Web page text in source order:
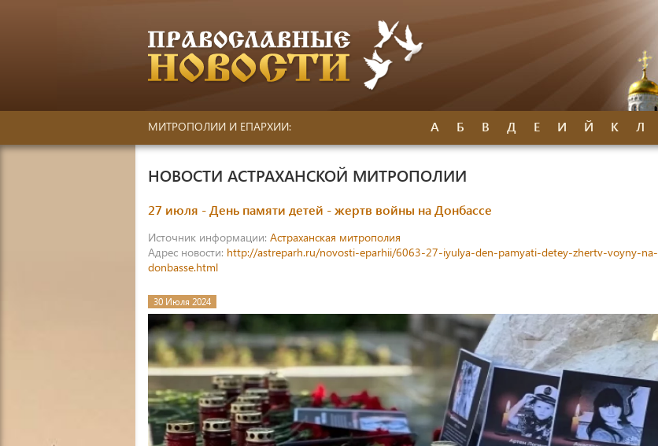
МИТРОПОЛИИ И ЕПАРХИИ: А Б В Д Е И Й К Л
НОВОСТИ АСТРАХАНСКОЙ МИТРОПОЛИИ
27 июля - День памяти детей - жертв войны на Донбассе
Источник информации: Астраханская митрополия
Адрес новости: http://astreparh.ru/novosti-eparhii/6063-27-iyulya-den-pamyati-detey-zhertv-voyny-na-
donbasse.html
30 Июля 2024